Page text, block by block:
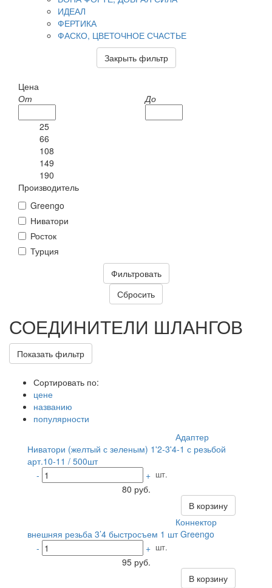
ИДЕАЛ
ФЕРТИКА
ФАСКО, ЦВЕТОЧНОЕ СЧАСТЬЕ
Закрыть фильтр
Цена
От
До
25
66
108
149
190
Производитель
Greengo
Ниватори
Росток
Турция
СОЕДИНИТЕЛИ ШЛАНГОВ
Показать фильтр
Сортировать по:
цене
названию
популярности
Адаптер
Ниватори (желтый с зеленым) 1'2-3'4-1 с резьбой
арт.10-11 / 500шт
-
+ шт.
80 руб.
В корзину
Коннектор
внешняя резьба 3’4 быстросъем 1 шт Greengo
-
+ шт.
95 руб.
В корзину